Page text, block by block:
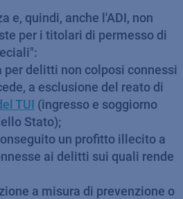
e, quindi, anche l'ADI, non
per i titolari di permesso di
per delitti non colposi connessi
a esclusione del reato di
TUI (ingresso e soggiorno
Stato);
un profitto illecito a
ai delitti sui quali rende
a misura di prevenzione o